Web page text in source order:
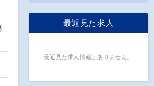
最近見た求人
最近見た求人情報はありません。